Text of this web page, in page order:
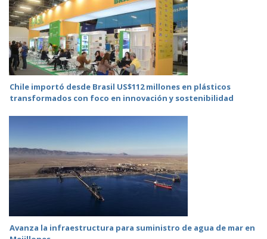
Chile importó desde Brasil US$112 millones en plásticos
transformados con foco en innovación y sostenibilidad
Avanza la infraestructura para suministro de agua de mar en